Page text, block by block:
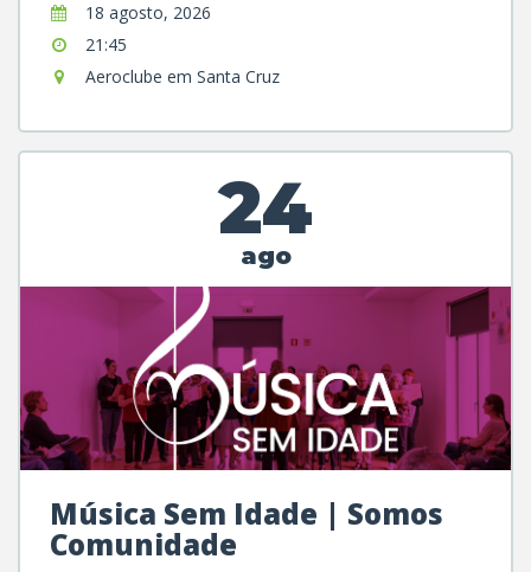
18 agosto, 2026
21:45
Aeroclube em Santa Cruz
24
ago
Música Sem Idade | Somos
Comunidade